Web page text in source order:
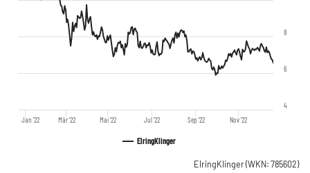
ElringKlinger
Jan '22 Mär '22 Mai '22 Jul '22 Sep '22 Nov '22
4
6
8
ElringKlinger(WKN: 785602)